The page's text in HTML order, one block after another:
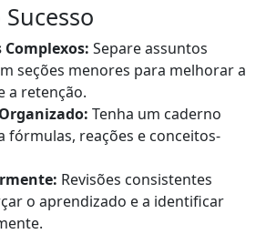
Complexos: Separe assuntos
seções menores para melhorar a
a retenção.
Tenha um caderno
fórmulas, reações e conceitos-
Revisões consistentes
o aprendizado e a identificar